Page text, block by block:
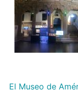
El Museo de